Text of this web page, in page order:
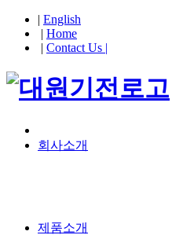
| English
| Home
| Contact Us |
회사소개
제품소개